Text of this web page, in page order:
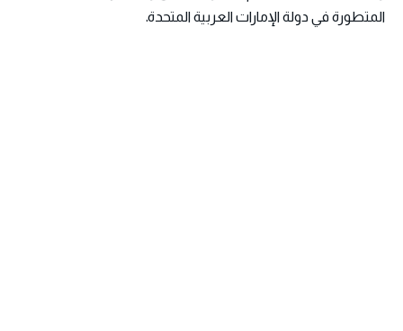
المتطورة في دولة الإمارات العربية المتحدة.